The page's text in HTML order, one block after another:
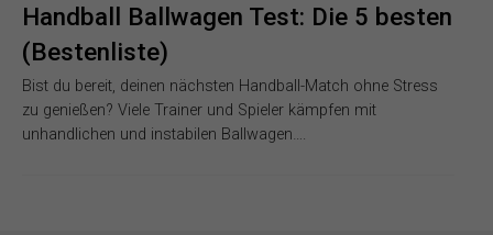
Handball Ballwagen Test: Die 5 besten
(Bestenliste)
Bist du bereit, deinen nächsten Handball-Match ohne Stress
zu genießen? Viele Trainer und Spieler kämpfen mit
unhandlichen und instabilen Ballwagen….